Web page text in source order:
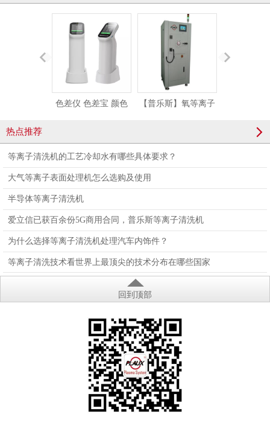
色差仪 色差宝 颜色
仪便携式取色器
【普乐斯】氧等离子
PM135L
热点推荐
等离子清洗机的工艺冷却水有哪些具体要求？
大气等离子表面处理机怎么选购及使用
半导体等离子清洗机
爱立信已获百余份5G商用合同，普乐斯等离子清洗机
为什么选择等离子清洗机处理汽车内饰件？
等离子清洗技术看世界上最顶尖的技术分布在哪些国家
回到顶部